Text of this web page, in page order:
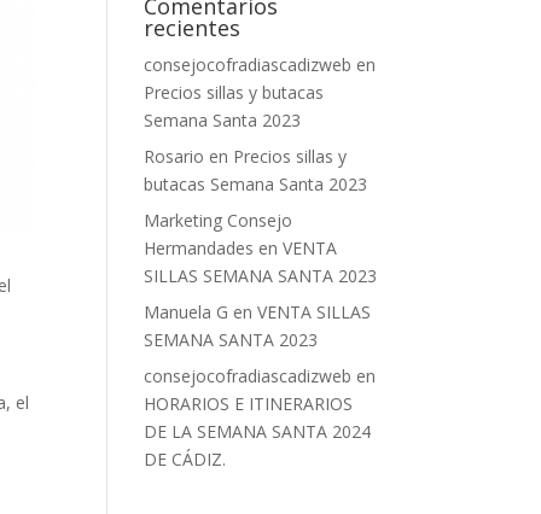
el
Comentarios
recientes
consejocofradiascadizweb en
Precios sillas y butacas
Semana Santa 2023
Rosario en Precios sillas y
butacas Semana Santa 2023
Marketing Consejo
Hermandades enVENTA
SILLAS SEMANA SANTA 2023
Manuela G enVENTA SILLAS
SEMANA SANTA 2023
consejocofradiascadizweb en
HORARIOS E ITINERARIOS
DE LA SEMANA SANTA 2024
DE CÁDIZ.